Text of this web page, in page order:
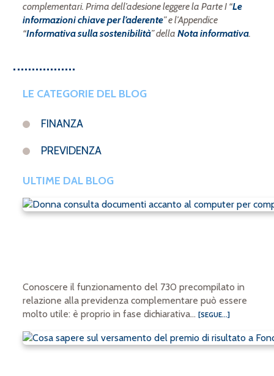
complementari. Prima dell’adesione leggere la Parte I “Le
informazioni chiave per l’aderente” e l’Appendice
“Informativa sulla sostenibilità” dellaNota informativa.
LE CATEGORIE DEL BLOG
FINANZA
PREVIDENZA
ULTIME DAL BLOG
Conoscere il funzionamento del 730 precompilato in
relazione alla previdenza complementare può essere
molto utile: è proprio in fase dichiarativa...[SEGUE...]